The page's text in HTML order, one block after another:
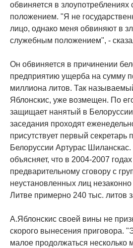
обвиняется в
положением. "Я не
лицо, однако меня обвиняют в
служебным положением", -
Он обвиняется в причинении
предприятию ущерба на сумму
миллиона литов. Так
Яблонскис, уже возмещен. По
защищает нанятый в
заседания проходят
присутствует первый секретарь
Белоруссии Артурас Шиланскас.
объясняет, что в 2004-2007
предварительному сговору с
неустановленных лиц
Литве примерно 240 тыс. литов
А.Яблонскис своей вины не
скорого вынесения приговора.
малое продолжаться несколько